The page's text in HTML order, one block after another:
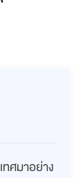
ทศมาอย่าง